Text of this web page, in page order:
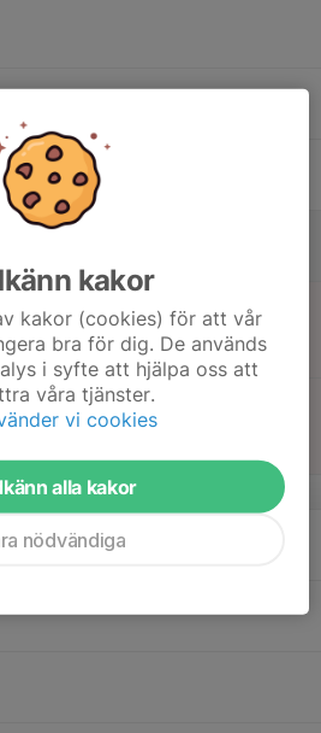
IP)
IK Grön
v.21
kakor
kakor (cookies) för att vår
bra för dig. De används
i syfte att hjälpa oss att
våra tjänster.
vi cookies
alla kakor
nödvändiga